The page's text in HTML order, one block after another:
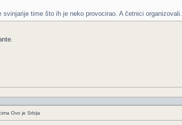
time što ih je neko provocirao. A četnici organizovali.
Ovo je Srbija